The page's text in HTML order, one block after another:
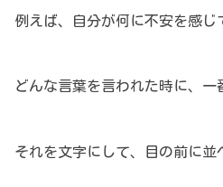
例えば、自分が何に不安を感じ
どんな言葉を言われた時に、一
それを文字にして、目の前に並